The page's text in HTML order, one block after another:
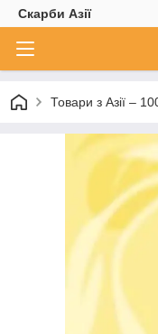
Скарби Азії
Товари з Азії –